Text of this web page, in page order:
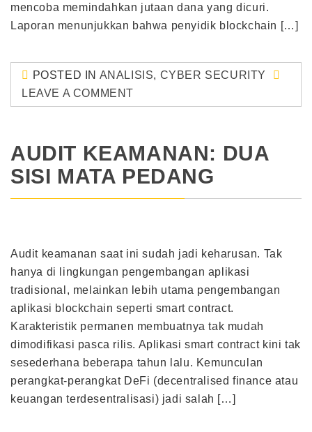
mencoba memindahkan jutaan dana yang dicuri.
Laporan menunjukkan bahwa penyidik blockchain […]
POSTED IN ANALISIS, CYBER SECURITY
LEAVE A COMMENT
AUDIT KEAMANAN: DUA
SISI MATA PEDANG
Audit keamanan saat ini sudah jadi keharusan. Tak
hanya di lingkungan pengembangan aplikasi
tradisional, melainkan lebih utama pengembangan
aplikasi blockchain seperti smart contract.
Karakteristik permanen membuatnya tak mudah
dimodifikasi pasca rilis. Aplikasi smart contract kini tak
sesederhana beberapa tahun lalu. Kemunculan
perangkat-perangkat DeFi (decentralised finance atau
keuangan terdesentralisasi) jadi salah […]